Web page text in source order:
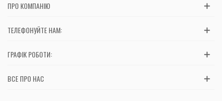
ПРО КОМПАНІЮ
ТЕЛЕФОНУЙТЕ НАМ:
ГРАФІК РОБОТИ:
ВСЕ ПРО НАС